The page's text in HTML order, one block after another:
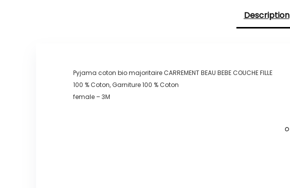
Description
Pyjama coton bio majoritaire CARREMENT BEAU BEBE COUCHE FILLE
100 % Coton, Garniture 100 % Coton
female – 3M